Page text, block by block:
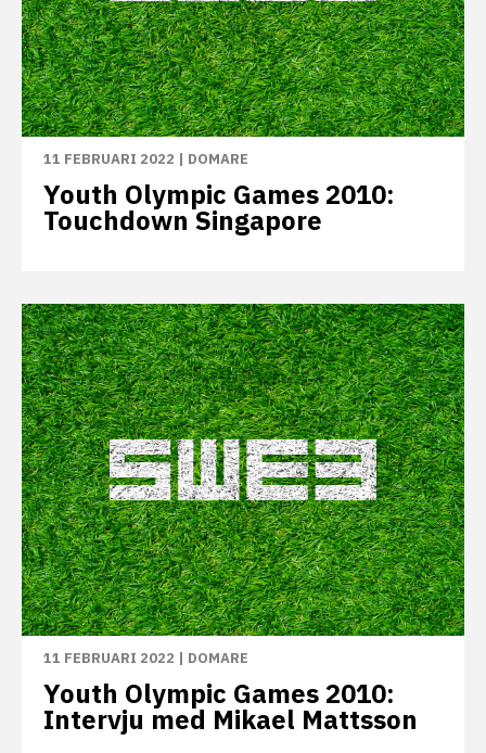
11 FEBRUARI 2022 | DOMARE
Youth Olympic Games 2010:
Touchdown Singapore
11 FEBRUARI 2022 | DOMARE
Youth Olympic Games 2010:
Intervju med Mikael Mattsson